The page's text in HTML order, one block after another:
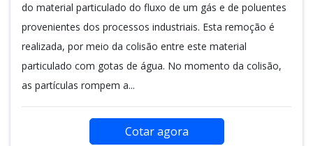
do material particulado do fluxo de um gás e de poluentes
provenientes dos processos industriais. Esta remoção é
realizada, por meio da colisão entre este material
particulado com gotas de água. No momento da colisão,
as partículas rompem a...
Cotar agora